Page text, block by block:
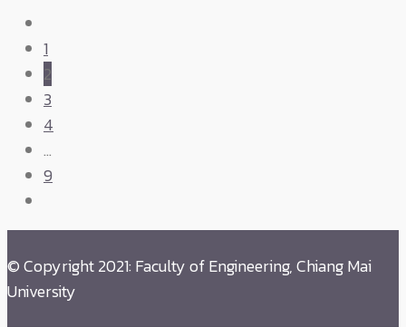
1
2
3
4
…
9
© Copyright 2021: Faculty of Engineering, Chiang Mai
University